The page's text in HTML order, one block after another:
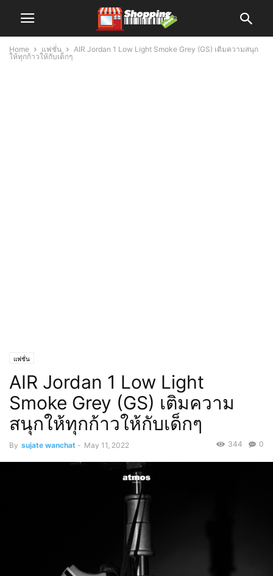
Home แฟชั่น
AIR Jordan 1 Low Light Smoke Grey (GS) เติมความสนุก
ให้ทุกก้าวให้กับเด็กๆ
แฟชั่น
AIR Jordan 1 Low Light
Smoke Grey (GS) เติมความ
สนุกให้ทุกก้าวให้กับเด็กๆ
By sujate wanchat - May 11, 2022 0
344